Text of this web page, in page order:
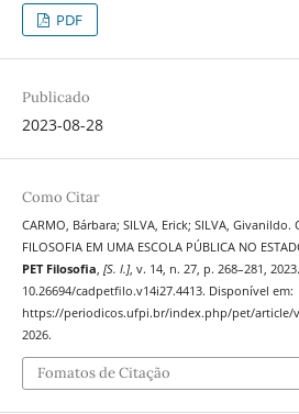
PDF
Publicado
2023-08-28
Como Citar
CARMO, Bárbara; SILVA, Erick; SILVA, Givanildo.
FILOSOFIA EM UMA ESCOLA PÚBLICA NO
PET Filosofia [S. l.], v. 14, n. 27, p. 268–281,
10.26694/cadpetfilo.v14i27.4413. Disponível em:
https://periodicos.ufpi.br/index.php/pet/article/
2026.
Fomatos de Citação